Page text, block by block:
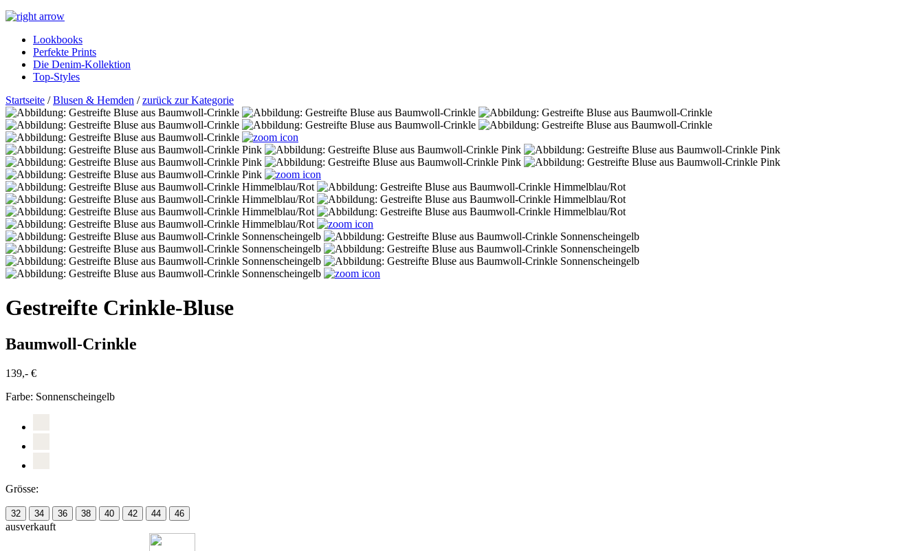
Lookbooks
Perfekte Prints
Die Denim-Kollektion
Top-Styles
Startseite /Blusen & Hemden /zurück zur Kategorie
Gestreifte Crinkle-Bluse
Baumwoll-Crinkle
139,- €
Farbe: Sonnenscheingelb
Grösse:
32 34 36 38 40 42 44 46
ausverkauft